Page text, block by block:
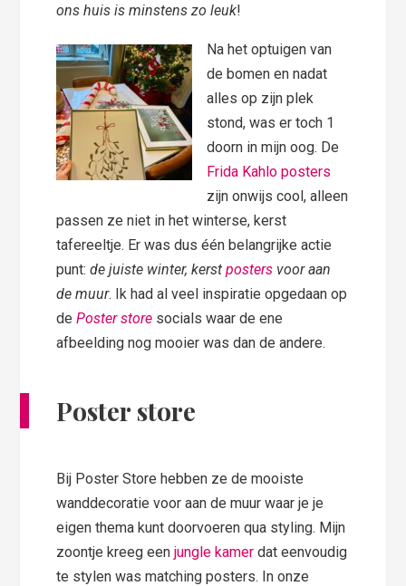
ons huis is minstens zo leuk!
Na het optuigen van
de bomen en nadat
alles op zijn plek
stond, was er toch 1
doorn in mijn oog. De
Frida Kahlo posters
zijn onwijs cool, alleen
passen ze niet in het winterse, kerst
tafereeltje. Er was dus één belangrijke actie
punt:de juiste winter, kerstposters voor aan
de muur. Ik had al veel inspiratie opgedaan op
dePoster store socials waar de ene
afbeelding nog mooier was dan de andere.
Poster store
Bij Poster Store hebben ze de mooiste
wanddecoratie voor aan de muur waar je je
eigen thema kunt doorvoeren qua styling. Mijn
zoontje kreeg eenjungle kamer dat eenvoudig
te stylen was matching posters. In onze